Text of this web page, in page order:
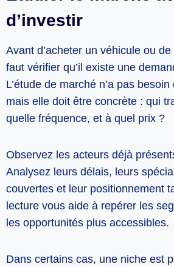
d’investir
Avant d’acheter un véhicule ou
faut vérifier qu’il existe une
L’étude de marché n’a pas besoin
mais elle doit être concrète : qui
quelle fréquence, et à quel prix ?
Observez les acteurs déjà
Analysez leurs délais, leurs
couvertes et leur positionnement
lecture vous aide à repérer les
les opportunités plus accessibles.
Dans certains cas, une niche est